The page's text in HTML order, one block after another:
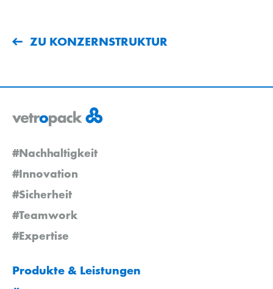
ZU KONZERNSTRUKTUR
#Nachhaltigkeit
#Innovation
#Sicherheit
#Teamwork
#Expertise
Produkte & Leistungen